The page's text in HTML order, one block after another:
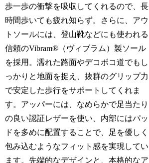
歩一歩の衝撃を吸収してくれるので、長
時間歩いても疲れ知らず。さらに、アウ
トソールには、登山靴などにも使われる
信頼のVibram®（ヴィブラム）製ソール
を採用。濡れた路面やデコボコ道でもし
っかりと地面を捉え、抜群のグリップ力
で安定した歩行をサポートしてくれま
す。アッパーには、なめらかで足当たり
の良い認証レザーを使い、内部にはパッ
ドを多めに配置することで、足を優しく
包み込むようなフィット感を実現してい
ます。先端的なデザインと、本格的なア